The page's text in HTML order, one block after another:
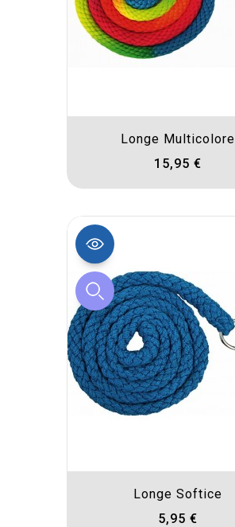
Longe Multicolore
15,95 €
Longe Softice
5,95 €